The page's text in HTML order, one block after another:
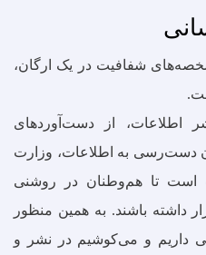
شفافیت در یک ارگان،
اطلاعات، از دست‌آوردهای
دست‌رسی به اطلاعات، وزارت
است تا هم‌وطنان در روشنی
داشته باشند. به همین منظور
داریم و می‌کوشیم در نشر و